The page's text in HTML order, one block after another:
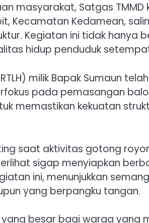
masyarakat, Satgas TMMD
Kecamatan Kedamean,
Kegiatan ini tidak hanya
hidup penduduk
milik Bapak Sumaun
pada pemasangan
memastikan kekuatan
saat aktivitas gotong
sigap menyiapkan
ini, menunjukkan
yang berpangku tangan.
besar bagi warga yang